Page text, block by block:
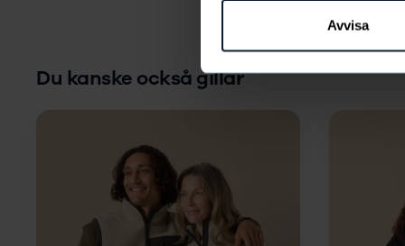
Avvisa
Du kanske också gillar